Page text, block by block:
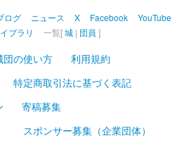
第3弾。200枚限定。お城EXPO2022
ログ ニュース X Facebook
YouTube
ブラリ 一覧[城 | 団員 ]
団の使い方
利用規約
特定商取引法に基づく表記
寄稿募集
スポンサー募集（企業団体）